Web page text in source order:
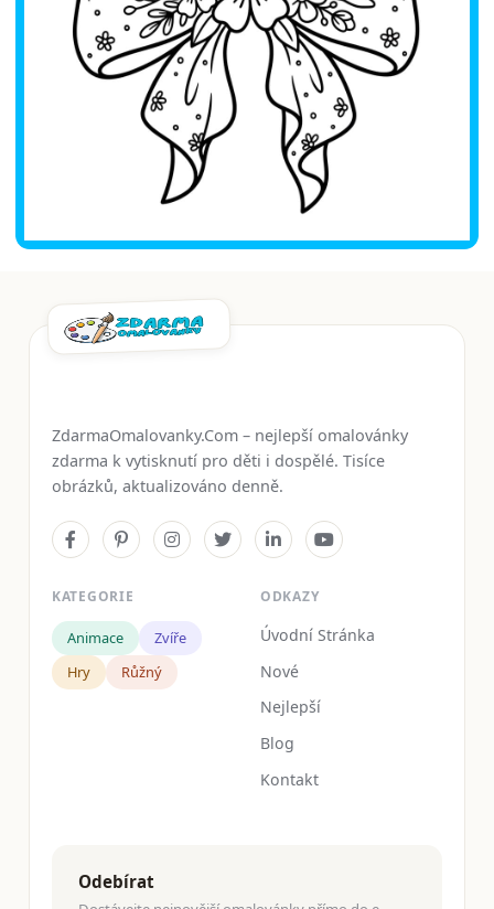
ZdarmaOmalovanky.Com – nejlepší omalovánky
zdarma k vytisknutí pro děti i dospělé. Tisíce
obrázků, aktualizováno denně.
KATEGORIE
Animace
Zvíře
Hry
Růžný
ODKAZY
Úvodní Stránka
Nové
Nejlepší
Blog
Kontakt
Odebírat